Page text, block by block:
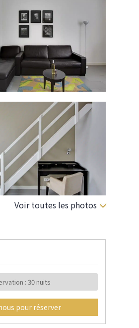
Voir toutes les photos
: 30 nuits
pour réserver